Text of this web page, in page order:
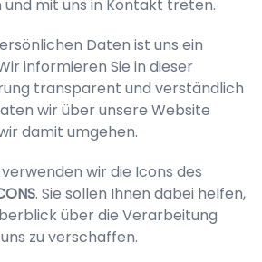
mit uns in Kontakt treten.
Daten ist uns ein
informieren Sie in dieser
transparent und verständlich
wir über unsere Website
damit umgehen.
wir die Icons des
. Sie sollen Ihnen dabei helfen,
über die Verarbeitung
zu verschaffen.